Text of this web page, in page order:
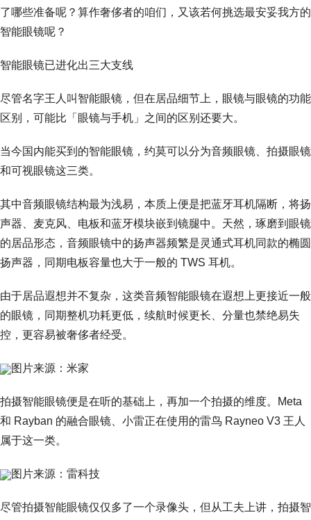
了哪些准备呢？算作奢侈者的咱们，又该若何挑选最安妥我方的
智能眼镜呢？
智能眼镜已进化出三大支线
尽管名字王人叫智能眼镜，但在居品细节上，眼镜与眼镜的功能
区别，可能比「眼镜与手机」之间的区别还要大。
当今国内能买到的智能眼镜，约莫可以分为音频眼镜、拍摄眼镜
和可视眼镜这三类。
其中音频眼镜结构最为浅易，本质上便是把蓝牙耳机隔断，将扬
声器、麦克风、电板和蓝牙模块嵌到镜腿中。天然，琢磨到眼镜
的居品形态，音频眼镜中的扬声器频繁是灵通式耳机同款的椭圆
扬声器，同期电板容量也大于一般的 TWS 耳机。
由于居品遐想并不复杂，这类音频智能眼镜在遐想上更接近一般
的眼镜，同期整机功耗更低，续航时候更长、分量也禁绝易失
控，更容易被奢侈者经受。
图片来源：米家
拍摄智能眼镜便是在听的基础上，再加一个拍摄的维度。Meta
和 Rayban 的融合眼镜、小雷正在使用的雷鸟 Rayneo V3 王人
属于这一类。
图片来源：雷科技
尽管拍摄智能眼镜仅仅多了一个录像头，但从工夫上讲，拍摄智